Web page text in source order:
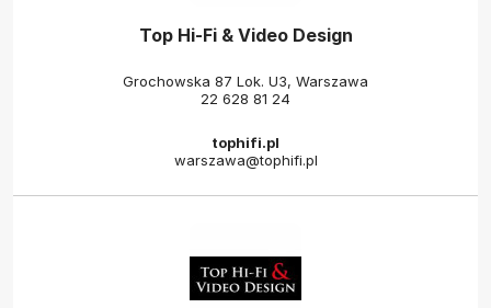
Top Hi-Fi & Video Design
Grochowska 87 Lok. U3, Warszawa
22 628 81 24
tophifi.pl
warszawa@tophifi.pl